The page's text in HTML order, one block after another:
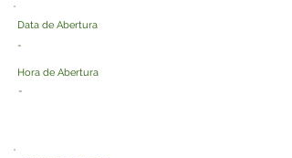
Data de Abertura
-
Hora de Abertura
-